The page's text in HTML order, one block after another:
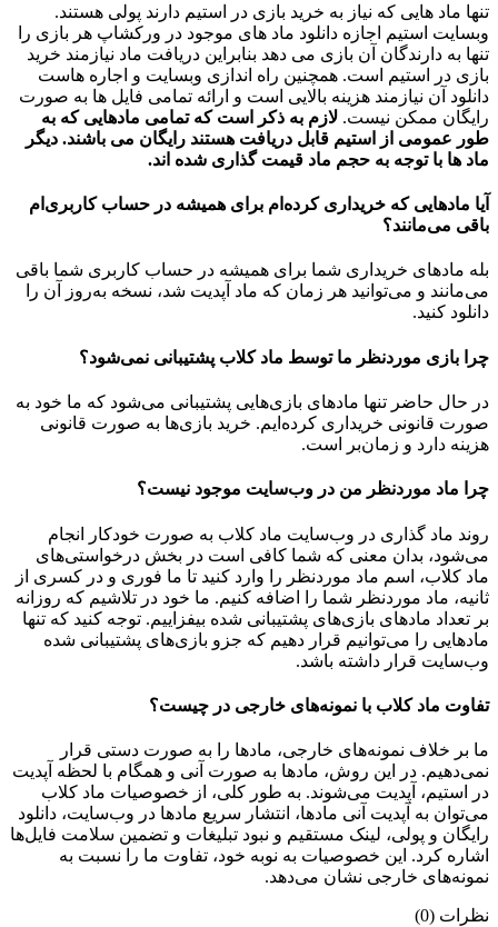
تنها ماد هایی که نیاز به خرید بازی در استیم دارند پولی هستند.
وبسایت استیم اجازه دانلود ماد های موجود در ورکشاپ هر بازی را
تنها به دارندگان آن بازی می دهد بنابراین دریافت ماد نیازمند خرید
بازی در استیم است. همچنین راه اندازی وبسایت و اجاره هاست
دانلود آن نیازمند هزینه بالایی است و ارائه تمامی فایل ها به صورت
رایگان ممکن نیست. لازم به ذکر است که تمامی مادهایی که به
طور عمومی از استیم قابل دریافت هستند رایگان می باشند. دیگر
ماد ها با توجه به حجم ماد قیمت گذاری شده اند.
آیا مادهایی که خریداری کرده‌ام برای همیشه در حساب‌ کاربری‌ام
باقی می‌مانند؟
بله مادهای خریداری شما برای همیشه در حساب کاربری شما باقی
می‌مانند و می‌توانید هر زمان که ماد آپدیت شد، نسخه به‌روز آن را
دانلود کنید.
چرا بازی موردنظر ما توسط ماد کلاب پشتیبانی نمی‌شود؟
در حال حاضر تنها مادهای بازی‌هایی پشتیبانی می‌شود که ما خود به
صورت قانونی خریداری کرده‌ایم. خرید بازی‌ها به صورت قانونی
هزینه دارد و زمان‌بر است.
چرا ماد موردنظر من در وب‌سایت موجود نیست؟
روند ماد گذاری در وب‌سایت ماد کلاب به صورت خودکار انجام
می‌شود، بدان معنی که شما کافی است در بخش درخواستی‌های
ماد کلاب، اسم ماد موردنظر را وارد کنید تا ما فوری و در کسری از
ثانیه، ماد موردنظر شما را اضافه کنیم. ما خود در تلاشیم که روزانه
بر تعداد مادهای بازی‌های پشتیبانی شده بیفزاییم. توجه کنید که تنها
مادهایی را می‌توانیم قرار دهیم که جزو بازی‌های پشتیبانی شده
وب‌سایت قرار داشته باشد.
تفاوت ماد کلاب با نمونه‌های خارجی در چیست؟
ما بر خلاف نمونه‌های خارجی، مادها را به صورت دستی قرار
نمی‌دهیم. در این روش، مادها به صورت آنی و همگام با لحظه آپدیت
در استیم، آپدیت می‌شوند. به طور کلی، از خصوصیات ماد کلاب
می‌‌توان به آپدیت آنی مادها، انتشار سریع مادها در وب‌سایت، دانلود
رایگان و پولی، لینک مستقیم و نبود تبلیغات و تضمین سلامت فایل‌ها
اشاره کرد. این خصوصیات به نوبه خود، تفاوت ما را نسبت به
نمونه‌های خارجی نشان می‌دهد.
نظرات (0)